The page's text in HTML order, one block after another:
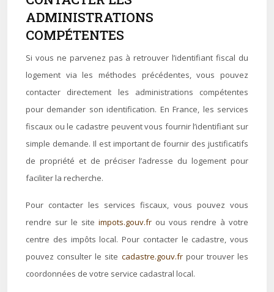
ADMINISTRATIONS
COMPÉTENTES
Si vous ne parvenez pas à retrouver l’identifiant fiscal du
logement via les méthodes précédentes, vous pouvez
contacter directement les administrations compétentes
pour demander son identification. En France, les services
fiscaux ou le cadastre peuvent vous fournir l’identifiant sur
simple demande. Il est important de fournir des justificatifs
de propriété et de préciser l’adresse du logement pour
faciliter la recherche.
Pour contacter les services fiscaux, vous pouvez vous
rendre sur le site impots.gouv.fr ou vous rendre à votre
centre des impôts local. Pour contacter le cadastre, vous
pouvez consulter le site cadastre.gouv.fr pour trouver les
coordonnées de votre service cadastral local.